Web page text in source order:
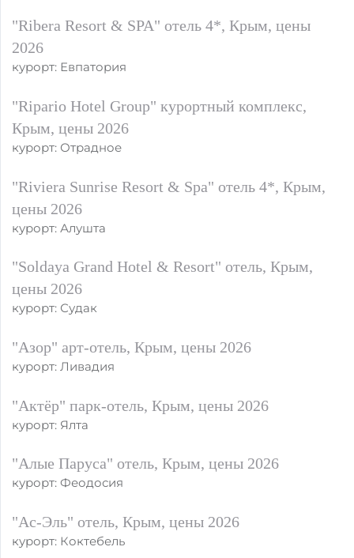
"Ribera Resort & SPA" отель 4*, Крым, цены
2026
курорт: Евпатория
"Ripario Hotel Group" курортный комплекс,
Крым, цены 2026
курорт: Отрадное
"Riviera Sunrise Resort & Spa" отель 4*, Крым,
цены 2026
курорт: Алушта
"Soldaya Grand Hotel & Resort" отель, Крым,
цены 2026
курорт: Судак
"Азор" арт-отель, Крым, цены 2026
курорт: Ливадия
"Актёр" парк-отель, Крым, цены 2026
курорт: Ялта
"Алые Паруса" отель, Крым, цены 2026
курорт: Феодосия
"Ас-Эль" отель, Крым, цены 2026
курорт: Коктебель